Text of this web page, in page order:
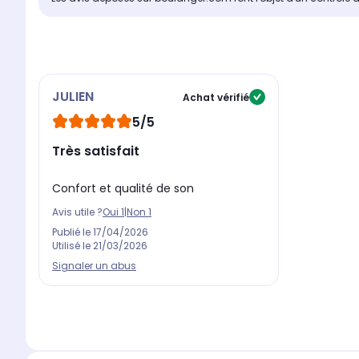
JULIEN Achat vérifié
5/5
Très satisfait
Confort et qualité de son
Avis utile ?Oui 1|Non 1
Publié le17/04/2026
Utilisé le 21/03/2026
Signaler un abus